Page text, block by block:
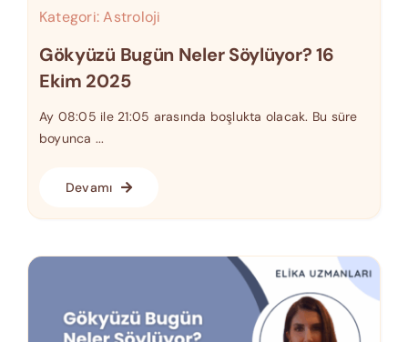
Kategori:Astroloji
Gökyüzü Bugün Neler Söylüyor? 16
Ekim 2025
Ay 08:05 ile 21:05 arasında boşlukta olacak. Bu süre
boyunca ...
Devamı